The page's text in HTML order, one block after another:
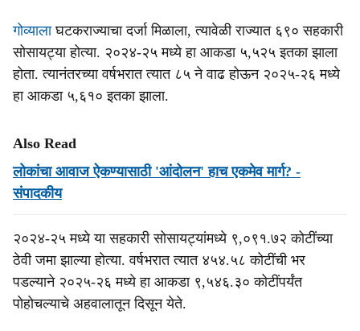
e
गोव्‍यालाघटकराज्‍याचा दर्जा मिळाला, त्‍यावेळी राज्‍यात ६९० सहकारी
सोसायट्या होत्‍या. २०२४-२५ मध्‍ये हा आकडा ५,५२५ इतका झाला
होता. त्‍यानंतरच्‍या वर्षभरात त्‍यात ८५ ने वाढ होऊन २०२५-२६ मध्‍ये
हा आकडा ५,६१० इतका झाला.
Also Read
लोकांचा आवाज ऐकण्यासाठी 'आंदोलन' हाच एकमेव मार्ग? -
संपादकीय
२०२४-२५ मध्‍ये या सहकारी सोसायट्यांमध्‍ये ९,०९१.७२ कोटींच्‍या
ठेवी जमा झाल्‍या होत्‍या. वर्षभरात त्‍यात ४५४.५८ कोटींची भर
पडल्‍याने २०२५-२६ मध्‍ये हा आकडा ९,५४६.३० कोटींपर्यंत
पोहोचल्‍याचे अहवालातून दिसून येते.